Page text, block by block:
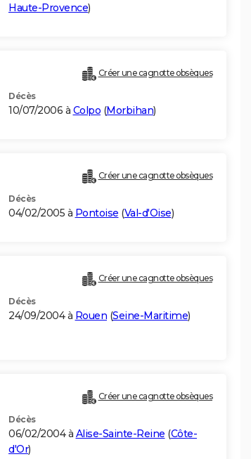
Haute-Provence)
Créer une cagnotte obsèques
Décès
10/07/2006 à Colpo (Morbihan)
Créer une cagnotte obsèques
Décès
04/02/2005 à Pontoise (Val-d'Oise)
Créer une cagnotte obsèques
Décès
24/09/2004 à Rouen (Seine-Maritime)
Créer une cagnotte obsèques
Décès
06/02/2004 à Alise-Sainte-Reine (Côte-
d'Or)